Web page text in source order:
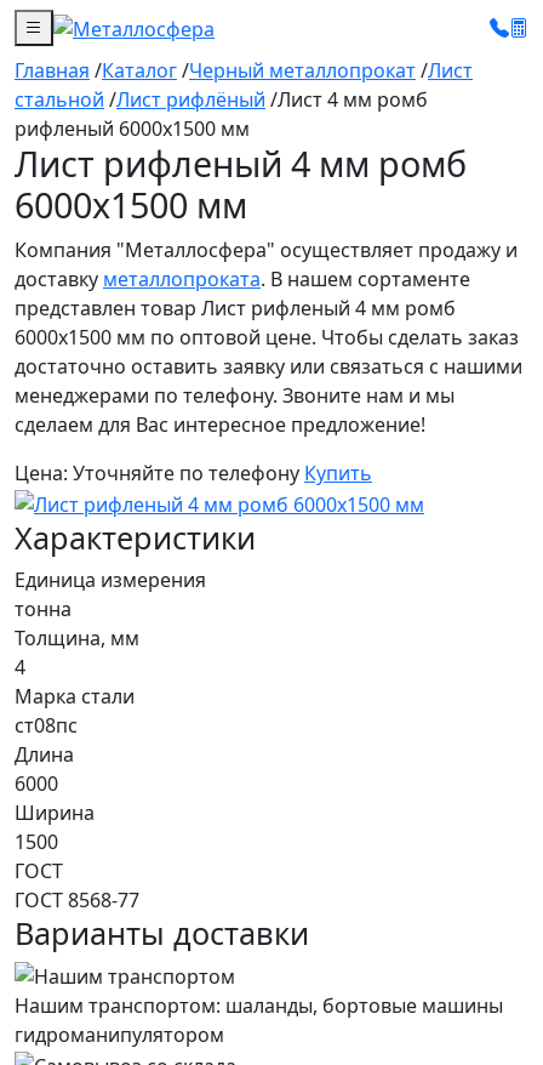
Главная /Каталог/Черный металлопрокат/Лист
стальной /Лист рифлёный /Лист 4 мм ромб
рифленый 6000х1500 мм
Лист рифленый 4 мм ромб
6000х1500 мм
Компания "Металлосфера" осуществляет продажу и
доставку металлопроката. В нашем сортаменте
представлен товар Лист рифленый 4 мм ромб
6000х1500 мм по оптовой цене. Чтобы сделать заказ
достаточно оставить заявку или связаться с нашими
менеджерами по телефону. Звоните нам и мы
сделаем для Вас интересное предложение!
Цена: Уточняйте по телефону Купить
Характеристики
Единица измерения
тонна
Толщина, мм
4
Марка стали
ст08пс
Длина
6000
Ширина
1500
ГОСТ
ГОСТ 8568-77
Варианты доставки
Нашим транспортом: шаланды, бортовые машины
гидроманипулятором